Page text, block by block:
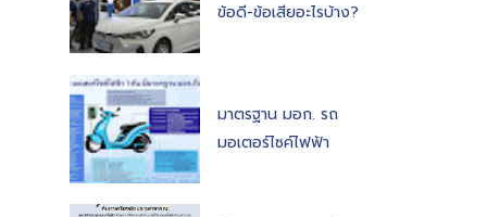
ข้อดี-ข้อเสียอะไรบ้าง?
มาตรฐาน มอก. รถ
มอเตอร์ไซค์ไฟฟ้า